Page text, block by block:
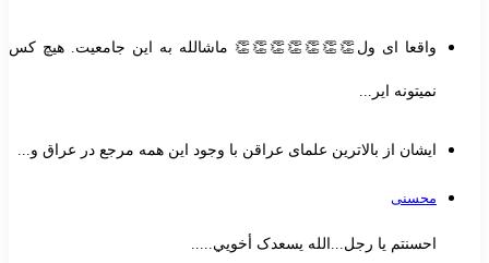
واقعا ای ول👏👏👏👏👏👏👏 ماشالله به این جامعیت. هیچ کس
نمیتونه ایر...
ایشان از بالاترین علمای عراقن با وجود این همه مرجع در عراق و...
محسنی
احسنتم یا رجل...الله یسعدک أخويي.....